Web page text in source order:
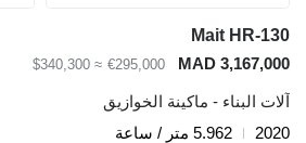
Mait HR-130
MAD 3,167,000
€295,000
≈ $340,300
آلات البناء - ماكينة الخوازيق
2020
5.962 متر / ساعة